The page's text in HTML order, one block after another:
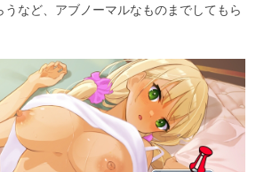
うなど、アブノーマルなものまでしてもら